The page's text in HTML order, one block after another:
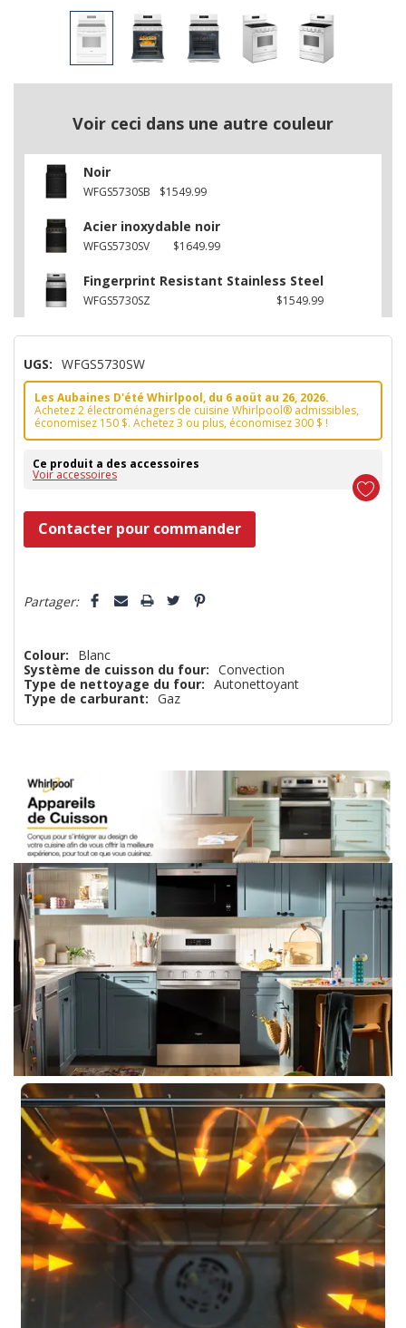
Voir ceci dans une autre couleur
Noir
WFGS5730SB $1549.99
Acier inoxydable noir
WFGS5730SV $1649.99
Fingerprint Resistant Stainless Steel
WFGS5730SZ $1549.99
UGS: WFGS5730SW
Les Aubaines D'été Whirlpool, du 6 aoüt au 26, 2026.
Achetez 2 électroménagers de cuisine Whirlpool® admissibles,
économisez 150 $. Achetez 3 ou plus, économisez 300 $ !
Ce produit a des accessoires
Voir accessoires
Dépêchez-
vous!
n’en
plus
que
Contacter pour commander
Partager:
Colour:
Blanc
Système de cuisson du four: Convection
Type de nettoyage du four: Autonettoyant
Type de carburant: Gaz